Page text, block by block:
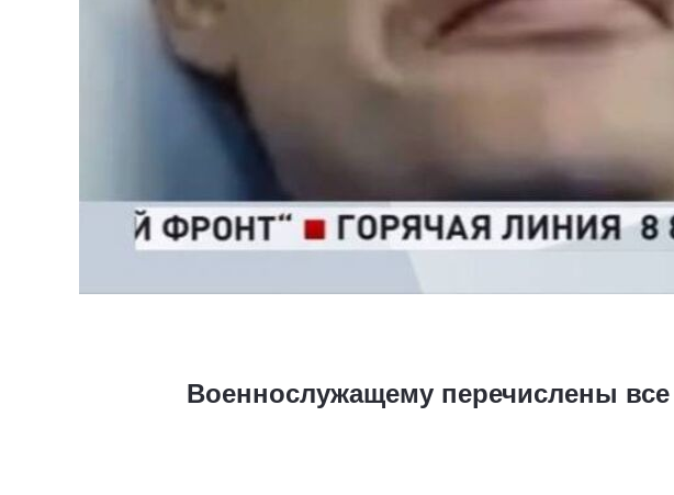
Военнослужащему перечислены